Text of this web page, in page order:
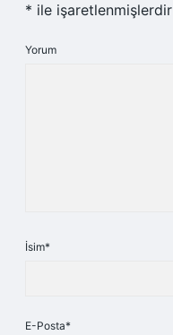
* ile işaretlenmişlerdir
Yorum
İsim*
E-Posta*